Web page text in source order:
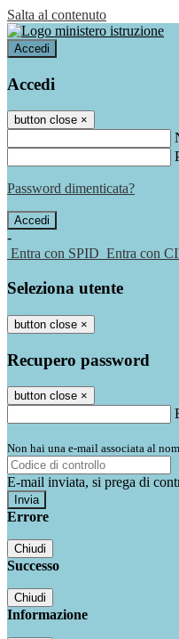
Salta al contenuto
Accedi
Accedi
button close ×
Password dimenticata?
-
Entra con SPID Entra con
Seleziona utente
button close ×
Recupero password
button close ×
Non hai una e-mail associata al
E-mail inviata, si prega di
Errore
Chiudi
Successo
Chiudi
Informazione